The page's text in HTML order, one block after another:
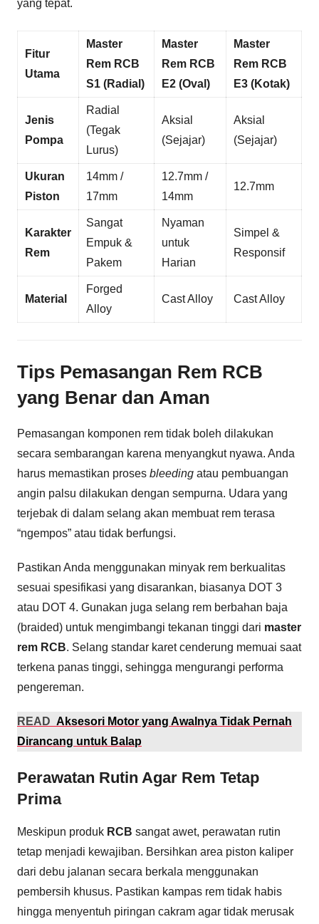
yang tepat.
Fitur
Utama
Master
Rem RCB
S1 (Radial)
Master
Rem RCB
E2 (Oval)
Master
Rem RCB
E3 (Kotak)
Jenis
Pompa
Radial
(Tegak
Lurus)
Aksial
(Sejajar)
Aksial
(Sejajar)
Ukuran
Piston
14mm /
17mm
12.7mm /
14mm
12.7mm
Karakter
Rem
Sangat
Empuk &
Pakem
Nyaman
untuk
Harian
Simpel &
Responsif
Material
Forged
Alloy
Cast Alloy Cast Alloy
Tips Pemasangan Rem RCB
yang Benar dan Aman
Pemasangan komponen rem tidak boleh dilakukan
secara sembarangan karena menyangkut nyawa. Anda
harus memastikan proses bleeding atau pembuangan
angin palsu dilakukan dengan sempurna. Udara yang
terjebak di dalam selang akan membuat rem terasa
“ngempos” atau tidak berfungsi.
Pastikan Anda menggunakan minyak rem berkualitas
sesuai spesifikasi yang disarankan, biasanya DOT 3
atau DOT 4. Gunakan juga selang rem berbahan baja
(braided) untuk mengimbangi tekanan tinggi dari master
rem RCB. Selang standar karet cenderung memuai saat
terkena panas tinggi, sehingga mengurangi performa
pengereman.
READ Aksesori Motor yang Awalnya Tidak Pernah
Dirancang untuk Balap
Perawatan Rutin Agar Rem Tetap
Prima
Meskipun produk RCB sangat awet, perawatan rutin
tetap menjadi kewajiban. Bersihkan area piston kaliper
dari debu jalanan secara berkala menggunakan
pembersih khusus. Pastikan kampas rem tidak habis
hingga menyentuh piringan cakram agar tidak merusak